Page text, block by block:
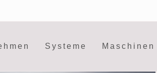
Systeme Maschinen